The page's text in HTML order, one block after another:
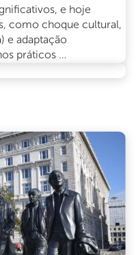
e hoje
como choque cultural,
e adaptação
práticos …